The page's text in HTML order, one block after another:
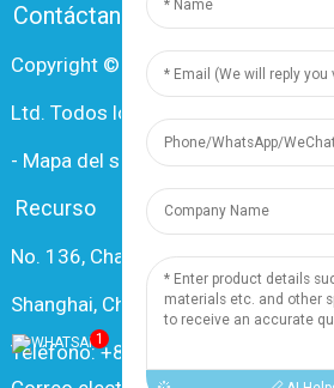
Contáctanos
Copyright © 2024 Shanghai Dingzun
Ltd. Todos los derechos
- Mapa del sitio - Recursos
Recurso
No. 136, Changxiang Rd., Nanxiang
Shanghai, China
Teléfono: +86 18019377761
1